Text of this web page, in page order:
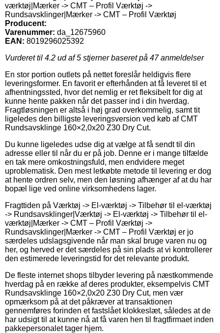
værktøj|Mærker -> CMT – Profil Værktøj ->
Rundsavsklinger|Mærker -> CMT – Profil Værktøj
Producent:
Varenummer: da_12675960
EAN: 8019296025392
Vurderet til 4.2 ud af 5 stjerner baseret på 47anmeldelser
En stor portion outlets på nettet foreslår heldigvis flere
leveringsformer. En favorit er efterhånden at få leveret til et
afhentningssted, hvor det nemlig er ret fleksibelt for dig at
kunne hente pakken når det passer ind i din hverdag.
Fragtløsningen er altså i høj grad overkommelig, samt tit
ligeledes den billigste leveringsversion ved køb af CMT
Rundsavsklinge 160×2,0x20 Z30 Dry Cut.
Du kunne ligeledes udse dig at vælge at få sendt til din
adresse eller til når du er på job. Denne er i mange tilfælde
en tak mere omkostningsfuld, men endvidere meget
uproblematisk. Den mest letkøbte metode til levering er dog
at hente ordren selv, men den løsning afhænger af at du har
bopæl lige ved online virksomhedens lager.
Fragttiden på Værktøj -> El-værktøj -> Tilbehør til el-værktøj
-> Rundsavsklinger|Værktøj -> El-værktøj -> Tilbehør til el-
værktøj|Mærker -> CMT – Profil Værktøj ->
Rundsavsklinger|Mærker -> CMT – Profil Værktøj er jo
særdeles udslagsgivende når man skal bruge varen nu og
her, og herved er det særdeles på sin plads at vi kontrollerer
den estimerede leveringstid for det relevante produkt.
De fleste internet shops tilbyder levering på næstkommende
hverdag på en række af deres produkter, eksempelvis CMT
Rundsavsklinge 160×2,0x20 Z30 Dry Cut, men vær
opmærksom på at det påkræver at transaktionen
gennemføres forinden et fastslået klokkeslæt, således at de
har udsigt til at kunne nå at få varen hen til fragtfirmaet inden
pakkepersonalet tager hjem.